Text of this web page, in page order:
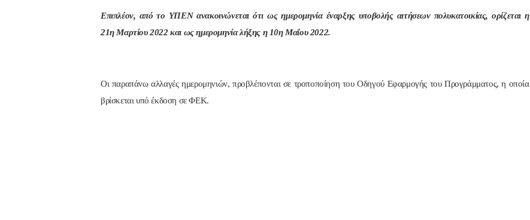
Επιπλέον, από το ΥΠΕΝ ανακοινώνεται ότι ως ημερομηνία έναρξης υποβολής αιτήσεων πολυκατοικίας, ορίζεται η
21η Μαρτίου 2022 και ως ημερομηνία λήξης η 10η Μαΐου 2022.
Οι παραπάνω αλλαγές ημερομηνιών, προβλέπονται σε τροποποίηση του Οδηγού Εφαρμογής του Προγράμματος, η οποία
βρίσκεται υπό έκδοση σε ΦΕΚ.